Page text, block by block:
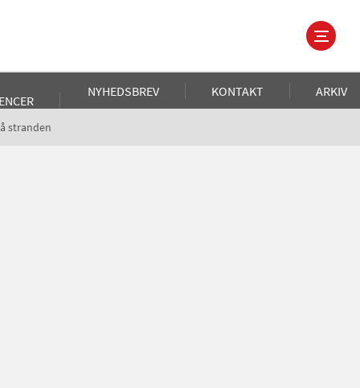
NYHEDSBREV KONTAKT ARKIV
stranden